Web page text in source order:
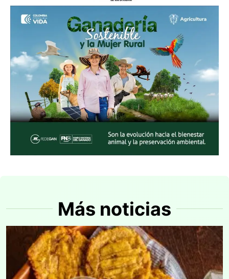
Más noticias